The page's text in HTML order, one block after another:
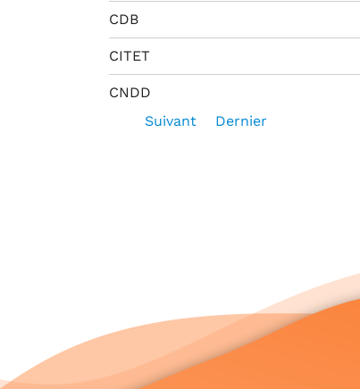
CDB
CITET
CNDD
Suivant
Dernier